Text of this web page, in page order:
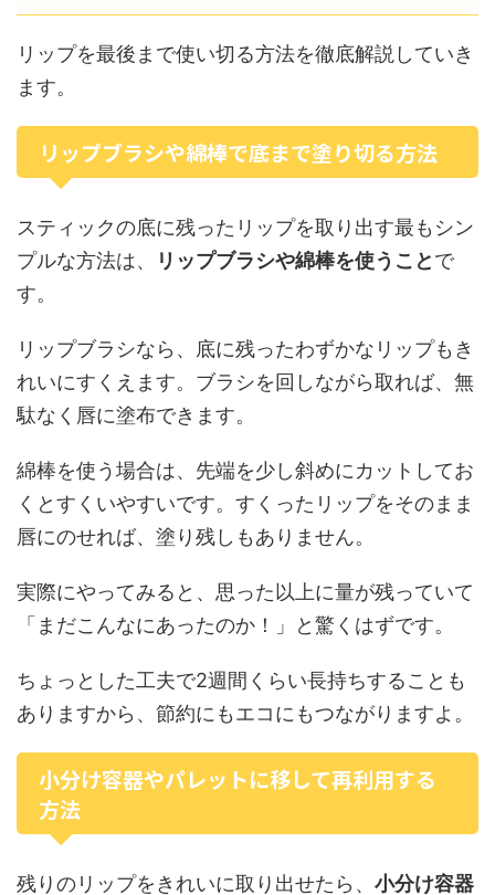
リップを最後まで使い切る方法を徹底解説していき
ます。
リップブラシや綿棒で底まで塗り切る方法
スティックの底に残ったリップを取り出す最もシン
プルな方法は、
リップブラシや綿棒を使うことで
す。
リップブラシなら、底に残ったわずかなリップもき
れいにすくえます。ブラシを回しながら取れば、無
駄なく唇に塗布できます。
綿棒を使う場合は、先端を少し斜めにカットしてお
くとすくいやすいです。すくったリップをそのまま
唇にのせれば、塗り残しもありません。
実際にやってみると、思った以上に量が残っていて
「まだこんなにあったのか！」と驚くはずです。
ちょっとした工夫で2週間くらい長持ちすることも
ありますから、節約にもエコにもつながりますよ。
小分け容器やパレットに移して再利用する
方法
残りのリップをきれいに取り出せたら、 小分け容器